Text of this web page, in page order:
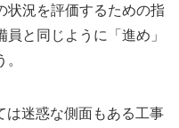
状況を評価するための指
と同じように「進め」
迷惑な側面もある工事